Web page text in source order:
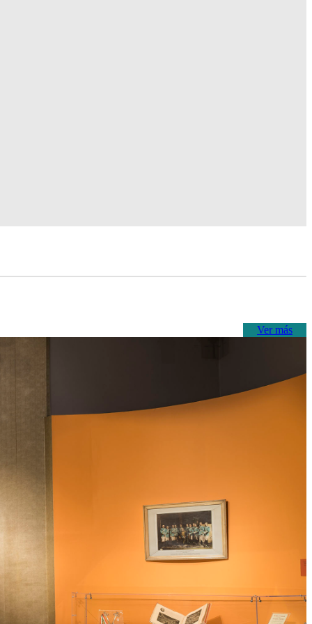
Ver más